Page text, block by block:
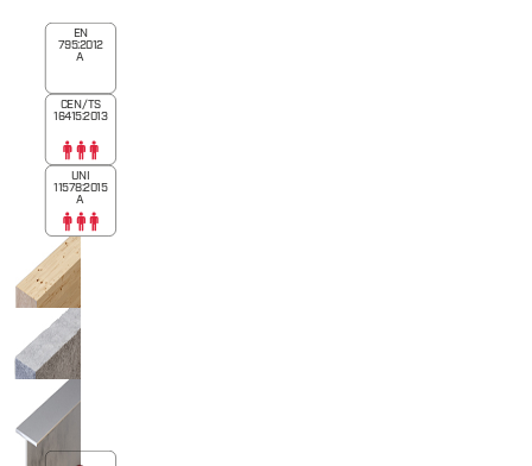
EN
795:2012
A
CEN/TS
16415:2013
UNI
11578:2015
A